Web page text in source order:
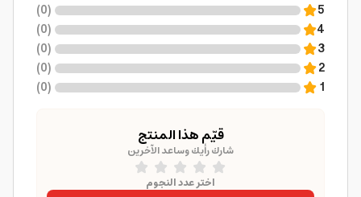
5
(
0
)
4
(
0
)
3
(
0
)
2
(
0
)
1
(
0
)
قيّم هذا المنتج
شارك رأيك وساعد الآخرين
اختر عدد النجوم